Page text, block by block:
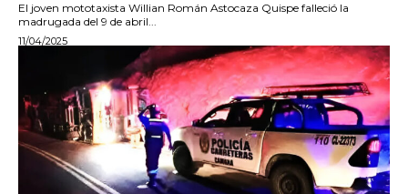
El joven mototaxista Willian Román Astocaza Quispe falleció la
madrugada del 9 de abril...
11/04/2025